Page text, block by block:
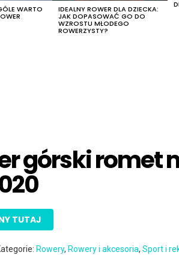
WARTO IDEALNY ROWER DLA DZIECKA:
JAK DOPASOWAĆ GO DO
WZROSTU MŁODEGO
ROWERZYSTY?
górski romet
TUTAJ
Rowery, Rowery i akcesoria,Sport i